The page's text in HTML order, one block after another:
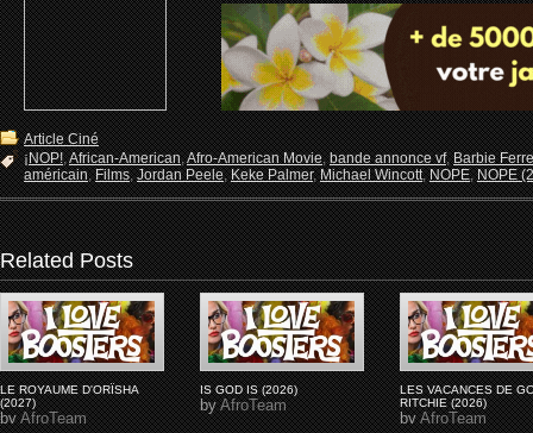
Article Ciné
¡NOP!,African-American,Afro-American Movie,bande annonce vf,Barbie
américain,Films,Jordan Peele,Keke Palmer,Michael Wincott,NOPE,NOPE
Related Posts
LE ROYAUME D'ORÏSHA
(2027)
byAfroTeam
IS GOD IS (2026)
byAfroTeam
LES VACANCES DE
RITCHIE (2026)
byAfroTeam